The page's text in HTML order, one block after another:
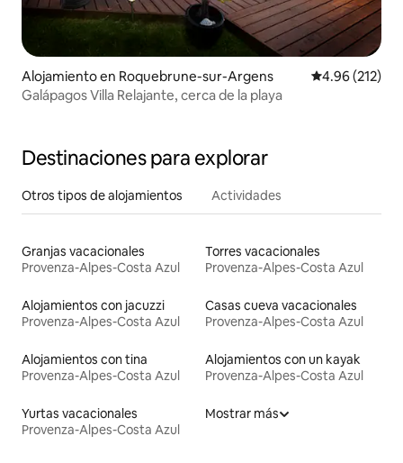
Alojamiento en Roquebrune-sur-Argens Calificación
4.96 (212)
Galápagos Villa Relajante, cerca de la playa
Destinaciones para explorar
Otros tipos de alojamientos Actividades
Granjas vacacionales
Provenza-Alpes-Costa Azul
Torres vacacionales
Provenza-Alpes-Costa Azul
Alojamientos con jacuzzi
Provenza-Alpes-Costa Azul
Casas cueva vacacionales
Provenza-Alpes-Costa Azul
Alojamientos con tina
Provenza-Alpes-Costa Azul
Alojamientos con un kayak
Provenza-Alpes-Costa Azul
Yurtas vacacionales
Provenza-Alpes-Costa Azul
Mostrar más